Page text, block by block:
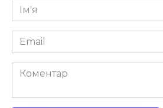
Ім'я
*
Email
*
Коментар